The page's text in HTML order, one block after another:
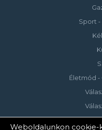
Sport
Életmód -
Weboldalunkon cookie-